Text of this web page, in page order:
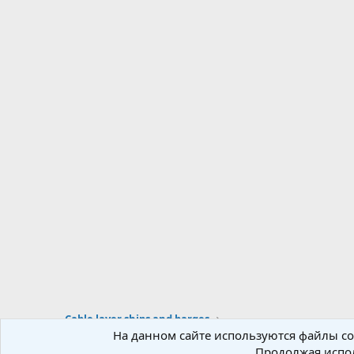
Cable layer ships and barges
На данном сайте используются файлы